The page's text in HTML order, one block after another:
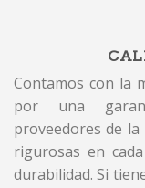
Contamos con la
por una
proveedores de la
rigurosas en
durabilidad. Si